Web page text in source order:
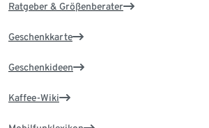
Ratgeber & Größenberater
Geschenkkarte
Geschenkideen
Kaffee-Wiki